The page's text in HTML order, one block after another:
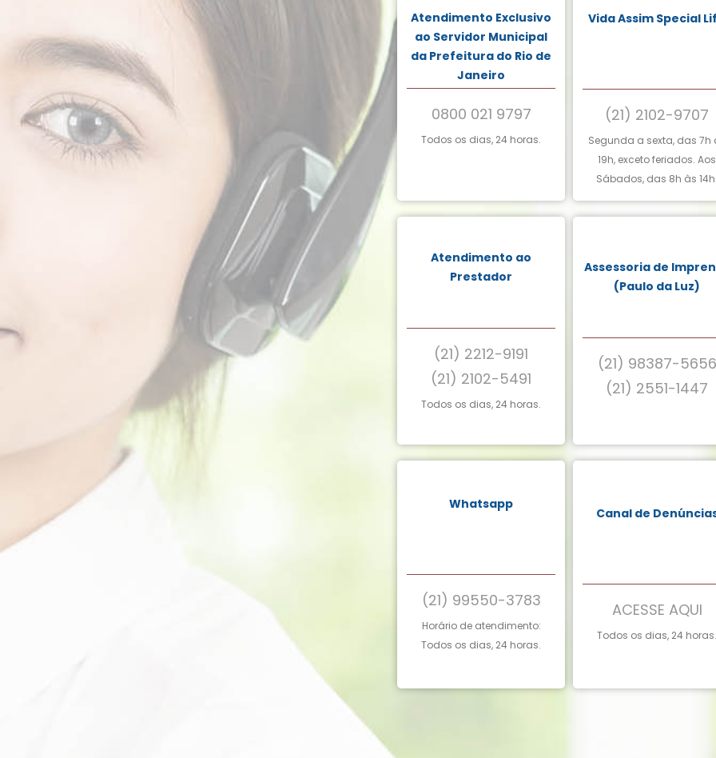
Atendimento Exclusivo
ao Servidor Municipal
da Prefeitura do Rio de
Janeiro
0800 021 9797
Todos os dias, 24 horas.
Vida Assim Special
(21) 2102-9707
Segunda a sexta, das 7h
19h, exceto feriados. Aos
Sábados, das 8h às
Atendimento ao
Prestador
(21) 2212-9191
(21) 2102-5491
Todos os dias, 24 horas.
Assessoria de
(Paulo da Luz)
(21) 98387-5656
(21) 2551-1447
Whatsapp
(21) 99550-3783
Horário de atendimento:
Todos os dias, 24 horas.
Canal de
ACESSE AQUI
Todos os dias, 24 horas.